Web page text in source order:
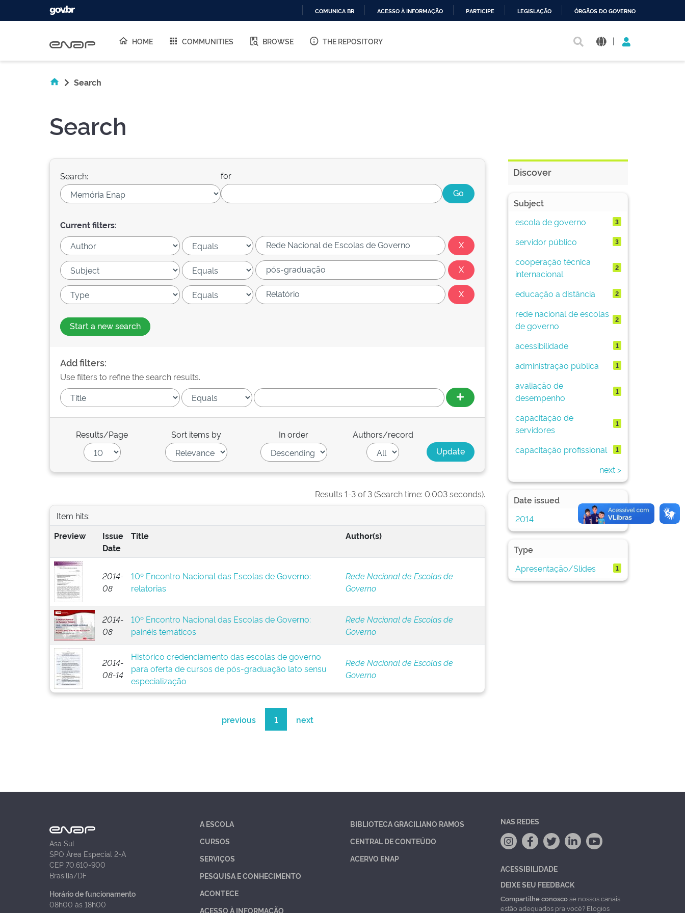
O
COMUNICA BR ACESSO À INFORMAÇÃO PARTICIPE LEGISLAÇÃO ÓRGÃOS DO GOVERNO
HOME COMMUNITIES BROWSE THE REPOSITORY |
Search
Search
Search: for
Current filters:
Start a new search
Add filters:
Use filters to refine the search results.
Results/Page Sort items by In order Authors/record
Results 1-3 of 3 (Search time: 0.003 seconds).
Item hits:
Preview
Issue
Date
Title Author(s)
2014-
08
10º Encontro Nacional das Escolas de Governo:
relatorias
Rede Nacional de Escolas de
Governo
2014-
08
10º Encontro Nacional das Escolas de Governo:
painéis temáticos
Rede Nacional de Escolas de
Governo
2014-
08-14
Histórico credenciamento das escolas de governo
para oferta de cursos de pós-graduação lato sensu
especialização
Rede Nacional de Escolas de
Governo
previous 1 next
Discover
Subject
escola de governo
3
servidor público 3
cooperação técnica
internacional
2
educação a distância 2
rede nacional de escolas
de governo
2
acessibilidade 1
administração pública 1
avaliação de
desempenho
1
capacitação de
servidores
1
capacitação profissional 1
next >
Date issued
2014
3
Type
Apresentação/Slides
1
Asa Sul
SPO Área Especial 2-A
CEP 70.610-900
Brasília/DF
Horário de funcionamento
08h00 às 18h00
A ESCOLA
CURSOS
SERVIÇOS
PESQUISA E CONHECIMENTO
ACONTECE
ACESSO À INFORMAÇÃO
BIBLIOTECA GRACILIANO RAMOS
CENTRAL DE CONTEÚDO
ACERVO ENAP
NAS REDES
ACESSIBILIDADE
DEIXE SEU FEEDBACK
Compartilhe conoscose nossos canais
estão adequados pra você? Elogios